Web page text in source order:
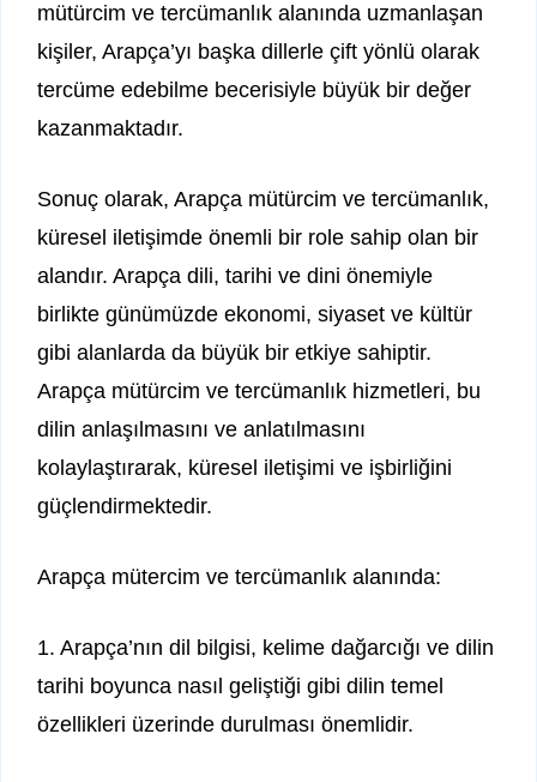
mütürcim ve tercümanlık alanında uzmanlaşan
kişiler, Arapça’yı başka dillerle çift yönlü olarak
tercüme edebilme becerisiyle büyük bir değer
kazanmaktadır.
Sonuç olarak, Arapça mütürcim ve tercümanlık,
küresel iletişimde önemli bir role sahip olan bir
alandır. Arapça dili, tarihi ve dini önemiyle
birlikte günümüzde ekonomi, siyaset ve kültür
gibi alanlarda da büyük bir etkiye sahiptir.
Arapça mütürcim ve tercümanlık hizmetleri, bu
dilin anlaşılmasını ve anlatılmasını
kolaylaştırarak, küresel iletişimi ve işbirliğini
güçlendirmektedir.
Arapça mütercim ve tercümanlık alanında:
1. Arapça’nın dil bilgisi, kelime dağarcığı ve dilin
tarihi boyunca nasıl geliştiği gibi dilin temel
özellikleri üzerinde durulması önemlidir.